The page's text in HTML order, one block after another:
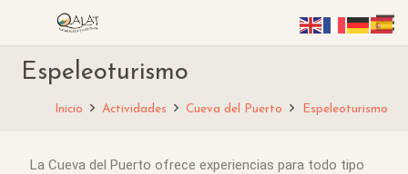
Espeleoturismo
Inicio Actividades Cueva del Puerto Espeleoturismo
La Cueva del Puerto ofrece experiencias para todo tipo